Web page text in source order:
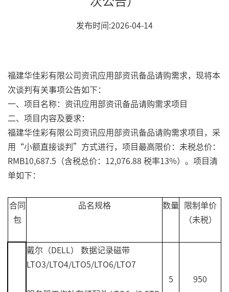
发布时间:2026-04-14
福建华佳彩有限公司资讯应用部资讯备品请购需求，现将本
次谈判有关事项公告如下：
一、项目名称：资讯应用部资讯备品请购需求项目
二、项目内容及要求：
福建华佳彩有限公司资讯应用部资讯备品请购需求项目，采
用“小额直接谈判”方式进行，项目最高限价：未税总价：
RMB10,687.5（含税总价：12,076.88 税率13%）。项目清
单如下：
合同
包
品名规格 数量 限制单价
（未税）
戴尔（DELL） 数据记录磁带
LTO3/LTO4/LTO5/LTO6/LTO7
5 950